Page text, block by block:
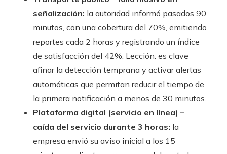
señalización: la autoridad informó pasados 90
minutos, con una cobertura del 70%, emitiendo
reportes cada 2 horas y registrando un índice
de satisfacción del 42%. Lección: es clave
afinar la detección temprana y activar alertas
automáticas que permitan reducir el tiempo de
la primera notificación a menos de 30 minutos.
Plataforma digital (servicio en línea) –
caída del servicio durante 3 horas: la
empresa envió su aviso inicial a los 15